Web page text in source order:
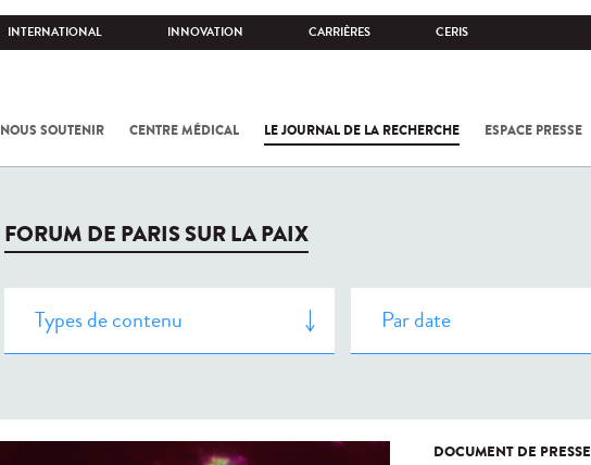
INTERNATIONAL INNOVATION CARRIÈRES CERIS
NOUS SOUTENIR CENTRE MÉDICAL LE JOURNAL DE LA RECHERCHE ESPACE PRESSE
FORUM DE PARIS SUR LA PAIX
DOCUMENT DE PRESSE